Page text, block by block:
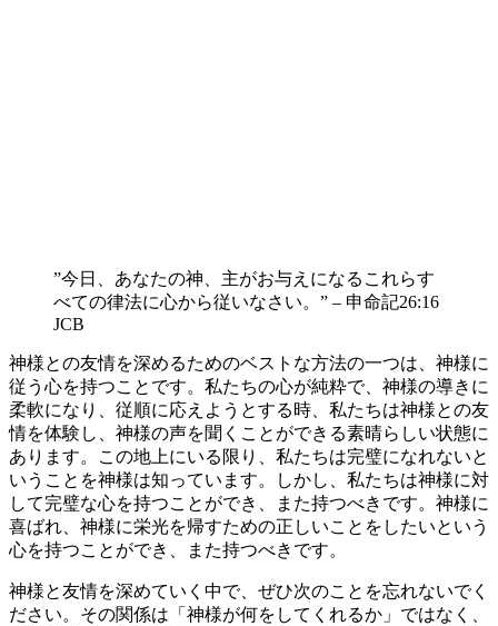
”今日、あなたの神、主がお与えになるこれらす
べての律法に心から従いなさい。” – 申命記26:16
JCB
神様との友情を深めるためのベストな方法の一つは、神様に
従う心を持つことです。私たちの心が純粋で、神様の導きに
柔軟になり、従順に応えようとする時、私たちは神様との友
情を体験し、神様の声を聞くことができる素晴らしい状態に
あります。この地上にいる限り、私たちは完璧になれないと
いうことを神様は知っています。しかし、私たちは神様に対
して完璧な心を持つことができ、また持つべきです。神様に
喜ばれ、神様に栄光を帰すための正しいことをしたいという
心を持つことができ、また持つべきです。
神様と友情を深めていく中で、ぜひ次のことを忘れないでく
ださい。その関係は「神様が何をしてくれるか」ではなく、